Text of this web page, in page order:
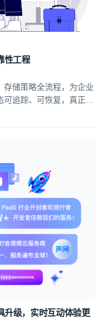
性工程
存储策略全流程，为企业
追踪、可恢复，真正实
级，实时互动体验更
和 通讯云隐私政策
提交